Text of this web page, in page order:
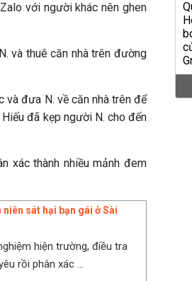
với người khác nên ghen
và thuê căn nhà trên đường
và đưa N. về căn nhà trên để
đã kẹp người N. cho đến
xác thành nhiều mảnh đem
sát hại bạn gái ở Sài
hiện trường, điều tra
rồi phân xác ...